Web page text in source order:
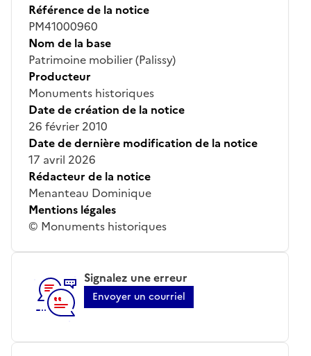
Référence de la notice
PM41000960
Nom de la base
Patrimoine mobilier (Palissy)
Producteur
Monuments historiques
Date de création de la notice
26 février 2010
Date de dernière modification de la notice
17 avril 2026
Rédacteur de la notice
Menanteau Dominique
Mentions légales
© Monuments historiques
Signalez une erreur
Envoyer un courriel